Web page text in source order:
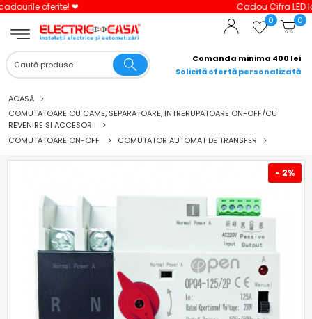
Cadou Cifra LED la comenzi peste 3000 lei!
0 0
Comanda minima 400 lei
Solicită ofertă personalizată
ACASĂ
COMUTATOARE CU CAME, SEPARATOARE, INTRERUPATOARE ON-OFF/CU
REVENIRE SI ACCESORII
COMUTATOARE ON-OFF
COMUTATOR AUTOMAT DE TRANSFER
- 2%